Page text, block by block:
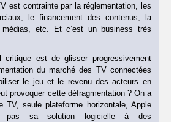
est contrainte par la réglementation, les
le financement des contenus, la
médias, etc. Et c’est un business très
critique est de glisser progressivement
du marché des TV connectées
le jeu et le revenu des acteurs en
provoquer cette défragmentation ? On a
TV, seule plateforme horizontale, Apple
pas sa solution logicielle à des